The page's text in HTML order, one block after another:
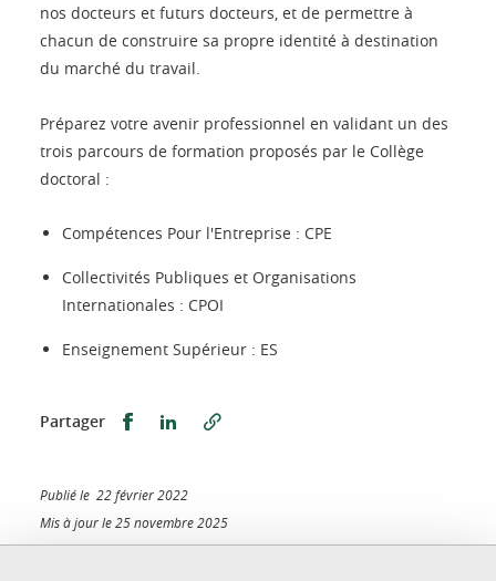
nos docteurs et futurs docteurs, et de permettre à
chacun de construire sa propre identité à destination
du marché du travail.
Préparez votre avenir professionnel en validant un des
trois parcours de formation proposés par le Collège
doctoral :
Compétences Pour l'Entreprise : CPE
Collectivités Publiques et Organisations
Internationales : CPOI
Enseignement Supérieur : ES
Partager Partager sur Facebook
Partager sur LinkedIn
Publié le 22 février 2022
Mis à jour le 25 novembre 2025